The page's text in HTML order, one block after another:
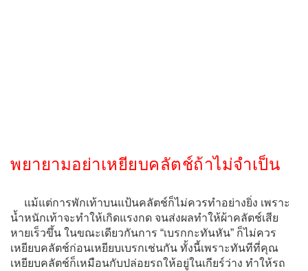
พยายามอย่าเหยียบคลัตช์ถ้าไม่จำเป็น
แม้แต่การพักเท้าบนแป้นคลัตช์ก็ไม่ควรทำอย่างยิ่ง เพราะ
น้ำหนักเท้าจะทำให้เกิดแรงกด จนส่งผลทำให้ผ้าคลัตช์เสีย
หายเร็วขึ้น ในขณะเดียวกันการ “เบรกกะทันหัน” ก็ไม่ควร
เหยียบคลัตช์ก่อนเหยียบเบรกเช่นกัน ทั้งนี้เพราะทันทีที่คุณ
เหยียบคลัตช์ก็เหมือนกับปล่อยรถให้อยู่ในเกียร์ว่าง ทำให้รถ